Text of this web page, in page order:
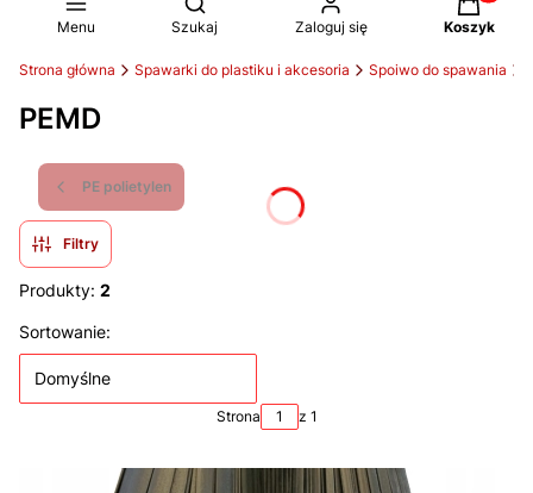
Menu Szukaj Zaloguj się Koszyk
Strona główna Spawarki do plastiku i akcesoria Spoiwo do spawania
PEMD
PE polietylen
Filtry
Produkty: 2
Lista produktów
Sortowanie:
Domyślne
Strona z 1